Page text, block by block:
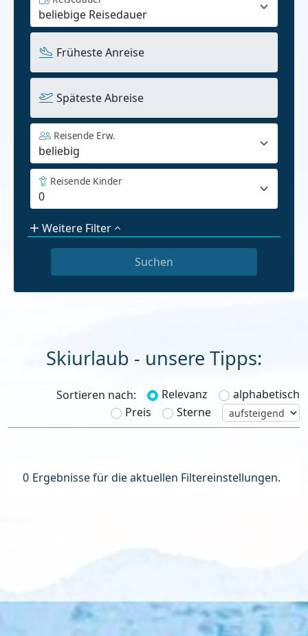
Früheste Anreise
Späteste Abreise
Reisende Erw.
Reisende Kinder
Weitere Filter
Skiurlaub - unsere Tipps:
Sortieren nach: Relevanz
alphabetisch
Preis
Sterne
0 Ergebnisse für die aktuellen Filtereinstellungen.